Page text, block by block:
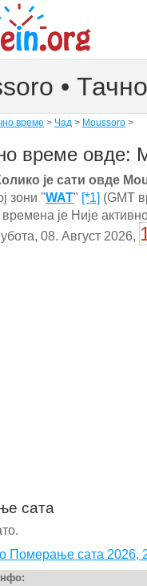
•
време > Чад > Moussoro >
време овде:
је сати овде
зони "WAT" [*1] (GMT
је Није
08. Август 2026,
сата
Померање сата 2026,